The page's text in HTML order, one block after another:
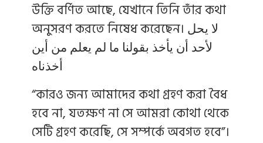
উক্তি বর্ণিত আছে, যেখানে তিনি তাঁর কথা
অনুসরণ করতে নিষেধ করেছেন। لا يحل
لأحد أن يأخذ بقولنا ما لم يعلم من أين
أخذناه
“কারও জন্য আমাদের কথা গ্রহণ করা বৈধ
হবে না, যতক্ষণ না সে আমরা কোথা থেকে
সেটি গ্রহণ করেছি, সে সম্পর্কে অবগত হবে”।